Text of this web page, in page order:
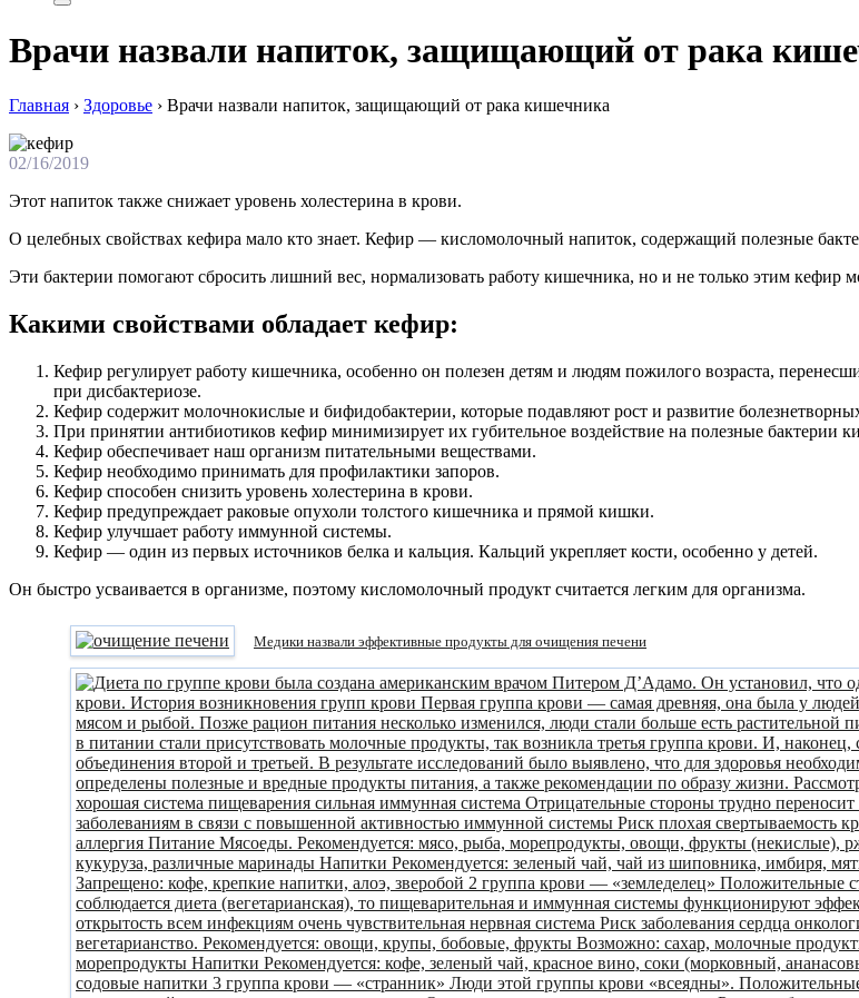
Врачи назвали напиток, защищающий от рака
Главная › Здоровье › Врачи назвали напиток, защищающий от рака кишечника
02/16/2019
Этот напиток также снижает уровень холестерина в крови.
О целебных свойствах кефира мало кто знает. Кефир — кисломолочный напиток, содержащий полезные
Эти бактерии помогают сбросить лишний вес, нормализовать работу кишечника, но и не только этим кефир
Какими свойствами обладает кефир:
Кефир регулирует работу кишечника, особенно он полезен детям и людям пожилого возраста,
при дисбактериозе.
Кефир содержит молочнокислые и бифидобактерии, которые подавляют рост и развитие
При принятии антибиотиков кефир минимизирует их губительное воздействие на полезные бактерии
Кефир обеспечивает наш организм питательными веществами.
Кефир необходимо принимать для профилактики запоров.
Кефир способен снизить уровень холестерина в крови.
Кефир предупреждает раковые опухоли толстого кишечника и прямой кишки.
Кефир улучшает работу иммунной системы.
Кефир — один из первых источников белка и кальция. Кальций укрепляет кости, особенно у детей.
Он быстро усваивается в организме, поэтому кисломолочный продукт считается легким для организма.
Медики назвали эффективные продукты для очищения печени